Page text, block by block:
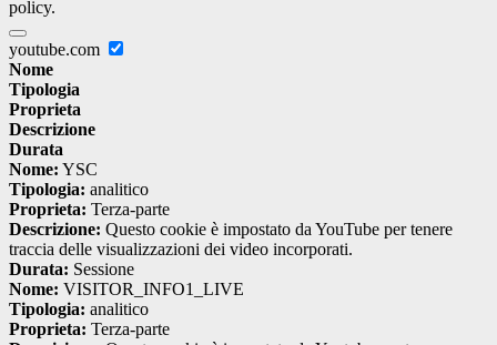
policy.
youtube.com
Nome
Tipologia
Proprieta
Descrizione
Durata
Nome: YSC
Tipologia: analitico
Proprieta: Terza-parte
Descrizione: Questo cookie è impostato da YouTube per tenere
traccia delle visualizzazioni dei video incorporati.
Durata: Sessione
Nome: VISITOR_INFO1_LIVE
Tipologia: analitico
Proprieta: Terza-parte